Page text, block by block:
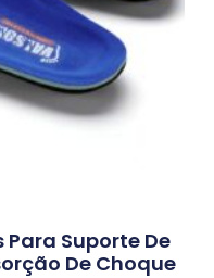
Suporte De
De Choque